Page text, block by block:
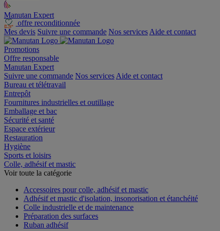
Manutan Expert
offre reconditionnée
Mes devis Suivre une commande Nos services Aide et contact
Promotions
Offre responsable
Manutan Expert
Suivre une commande Nos services Aide et contact
Bureau et télétravail
Entrepôt
Fournitures industrielles et outillage
Emballage et bac
Sécurité et santé
Espace extérieur
Restauration
Hygiène
Sports et loisirs
Colle, adhésif et mastic
Voir toute la catégorie
Accessoires pour colle, adhésif et mastic
Adhésif et mastic d'isolation, insonorisation et étanchéité
Colle industrielle et de maintenance
Préparation des surfaces
Ruban adhésif